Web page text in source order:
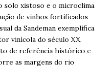
solo xistoso e o microclima
de vinhos fortificados
da Sandeman exemplifica
vinícola do século XX,
de referência histórico e
as margens do rio